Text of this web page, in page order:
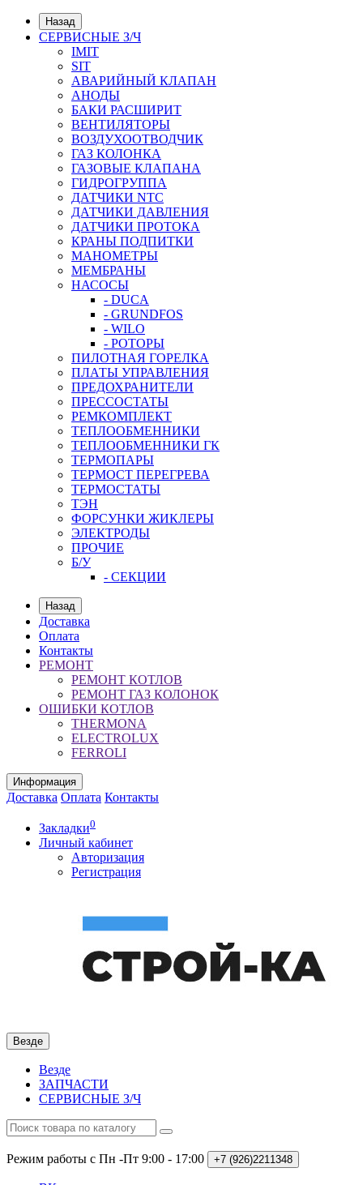
Назад
СЕРВИСНЫЕ З/Ч
IMIT
SIT
АВАРИЙНЫЙ КЛАПАН
АНОДЫ
БАКИ РАСШИРИТ
ВЕНТИЛЯТОРЫ
ВОЗДУХООТВОДЧИК
ГАЗ КОЛОНКА
ГАЗОВЫЕ КЛАПАНА
ГИДРОГРУППА
ДАТЧИКИ NTC
ДАТЧИКИ ДАВЛЕНИЯ
ДАТЧИКИ ПРОТОКА
КРАНЫ ПОДПИТКИ
МАНОМЕТРЫ
МЕМБРАНЫ
НАСОСЫ
- DUCA
- GRUNDFOS
- WILO
- РОТОРЫ
ПИЛОТНАЯ ГОРЕЛКА
ПЛАТЫ УПРАВЛЕНИЯ
ПРЕДОХРАНИТЕЛИ
ПРЕССОСТАТЫ
РЕМКОМПЛЕКТ
ТЕПЛООБМЕННИКИ
ТЕПЛООБМЕННИКИ ГК
ТЕРМОПАРЫ
ТЕРМОСТ ПЕРЕГРЕВА
ТЕРМОСТАТЫ
ТЭН
ФОРСУНКИ ЖИКЛЕРЫ
ЭЛЕКТРОДЫ
ПРОЧИЕ
Б/У
- СЕКЦИИ
Назад
Доставка
Оплата
Контакты
РЕМОНТ
РЕМОНТ КОТЛОВ
РЕМОНТ ГАЗ КОЛОНОК
ОШИБКИ КОТЛОВ
THERMONA
ELECTROLUX
FERROLI
Информация
Доставка Оплата Контакты
Закладки0
Личный кабинет
Авторизация
Регистрация
Везде
Везде
ЗАПЧАСТИ
СЕРВИСНЫЕ З/Ч
Режим работы с Пн -Пт 9:00 - 17:00 +7 (926)2211348